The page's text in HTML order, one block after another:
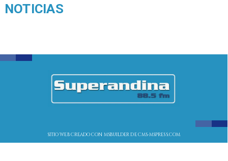
NOTICIAS
SITIO WEB CREADO CON MSBUILDER DE CMS-MSPRESS.COM